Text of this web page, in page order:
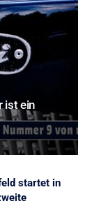
ist ein
startet in